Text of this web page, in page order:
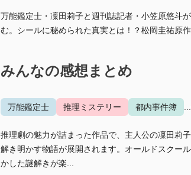
万能鑑定士・凜田莉子と週刊誌記者・小笠原悠斗
む。シールに秘められた真実とは！？松岡圭祐原
みんなの感想まとめ
万能鑑定士 推理ミステリー 都内事件簿
推理劇の魅力が詰まった作品で、主人公の凜田莉
解き明かす物語が展開されます。オールドスクー
かした謎解きが楽...